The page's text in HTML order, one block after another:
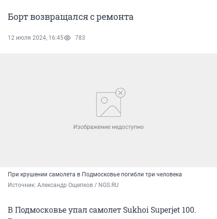
Борт возвращался с ремонта
12 июля 2024, 16:45 783
При крушении самолета в Подмосковье погибли три человека
Источник: Александр Ощепков / NGS.RU
В Подмосковье упал самолет Sukhoi Superjet 100.